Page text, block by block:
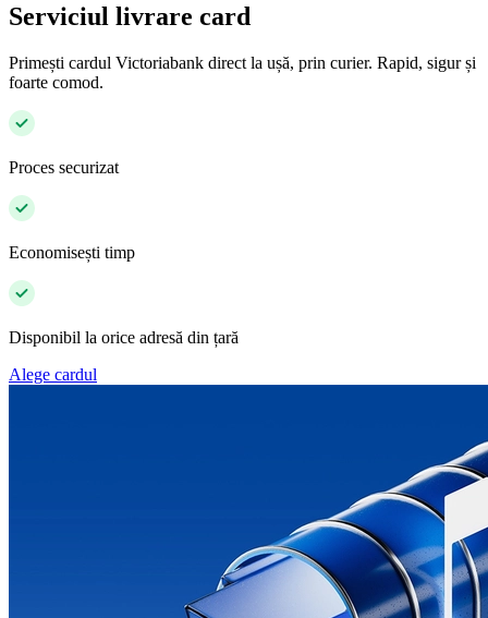
Serviciul livrare card
Primești cardul Victoriabank direct la ușă, prin curier. Rapid, sigur și
foarte comod.
Proces securizat
Economisești timp
Disponibil la orice adresă din țară
Alege cardul